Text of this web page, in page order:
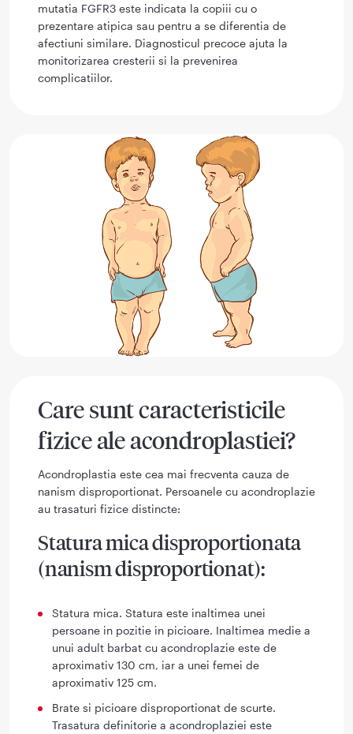
mutatia FGFR3 este indicata la copiii cu o
prezentare atipica sau pentru a se diferentia de
afectiuni similare. Diagnosticul precoce ajuta la
monitorizarea cresterii si la prevenirea
complicatiilor.
Care sunt caracteristicile
fizice ale acondroplastiei?
Acondroplastia este cea mai frecventa cauza de
nanism disproportionat. Persoanele cu acondroplazie
au trasaturi fizice distincte:
Statura mica disproportionata
(nanism disproportionat):
Statura mica. Statura este inaltimea unei
persoane in pozitie in picioare. Inaltimea medie a
unui adult barbat cu acondroplazie este de
aproximativ 130 cm, iar a unei femei de
aproximativ 125 cm.
Brate si picioare disproportionat de scurte.
Trasatura definitorie a acondroplaziei este